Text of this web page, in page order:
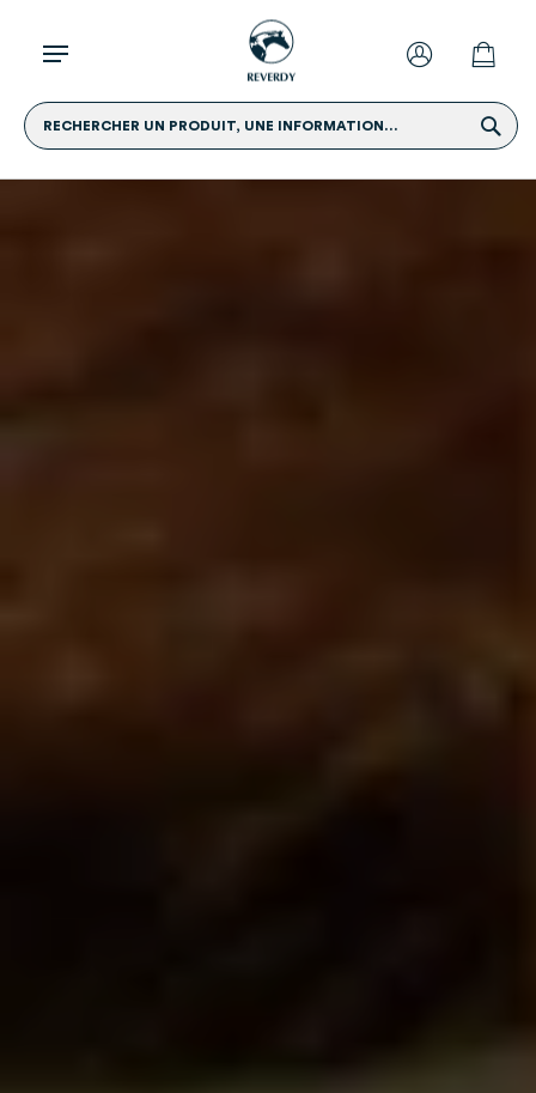
RECHERCHER UN PRODUIT, UNE INFORMATION...